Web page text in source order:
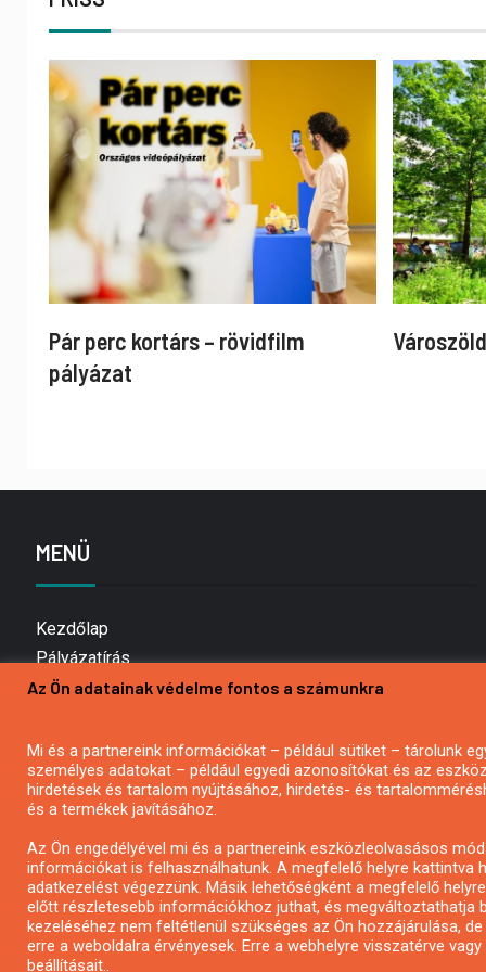
Pár perc kortárs – rövidfilm
pályázat
MENÜ
Kezdőlap
Pályázatírás
Bemutatkozás
Hírlevél feliratkozás
Impresszum
Kapcsolat
Az Ön adatainak védelme fontos a számunkra
Mi és a partnereink információkat – például sütiket – tárolunk
személyes adatokat – például egyedi azonosítókat és az
hirdetések és tartalom nyújtásához, hirdetés- és
és a termékek javításához.
Az Ön engedélyével mi és a partnereink eszközleolvasásos
információkat is felhasználhatunk. A megfelelő helyre
adatkezelést végezzünk. Másik lehetőségként a megfelelő
előtt részletesebb információkhoz juthat, és megváltoztathatja
kezeléséhez nem feltétlenül szükséges az Ön hozzájárulása,
erre a weboldalra érvényesek. Erre a webhelyre visszatérve
beállításait..